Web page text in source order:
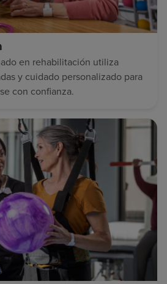
en rehabilitación utiliza
y cuidado personalizado para
con confianza.